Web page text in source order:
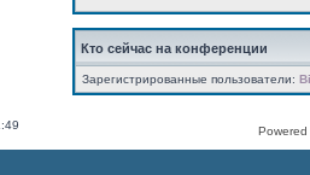
Кто сейчас на конференции
Зарегистрированные пользователи: